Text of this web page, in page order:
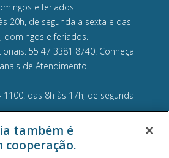
e feriados.
20h, de segunda a sexta e das
domingos e feriados.
55 47 3381 8740. Conheça
de Atendimento.
das 8h às 17h, de segunda
também é